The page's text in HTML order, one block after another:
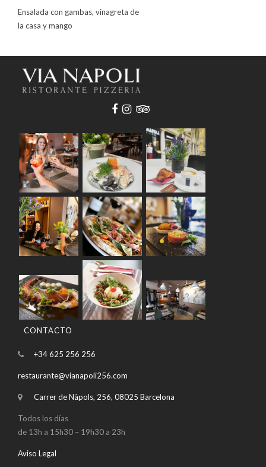
Ensalada con gambas, vinagreta de
la casa y mango
CONTACTO
+34 625 256 256
restaurante@vianapoli256.com
Carrer de Nàpols, 256, 08025 Barcelona
Todos los días
de 13h a 15h30 – 19h30 a 23h
Aviso Legal